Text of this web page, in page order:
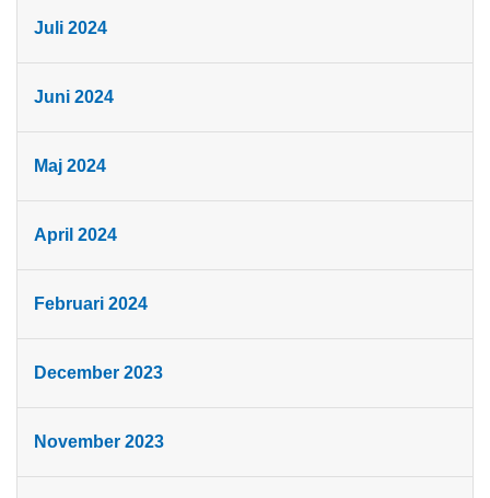
Juli 2024
Juni 2024
Maj 2024
April 2024
Februari 2024
December 2023
November 2023